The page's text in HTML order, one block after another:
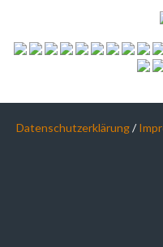
Datenschutzerklärung/